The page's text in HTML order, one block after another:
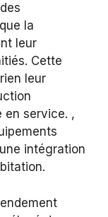
la
leur
Cette
leur
en service. ,
intégration